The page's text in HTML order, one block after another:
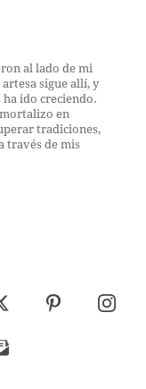
al lado de mi
sigue allí, y
ha ido creciendo.
en
tradiciones,
través de mis